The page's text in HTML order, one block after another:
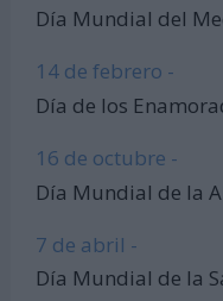
Día Mundial del
14 de febrero -
Día de los
16 de octubre -
Día Mundial de la
7 de abril -
Día Mundial de la